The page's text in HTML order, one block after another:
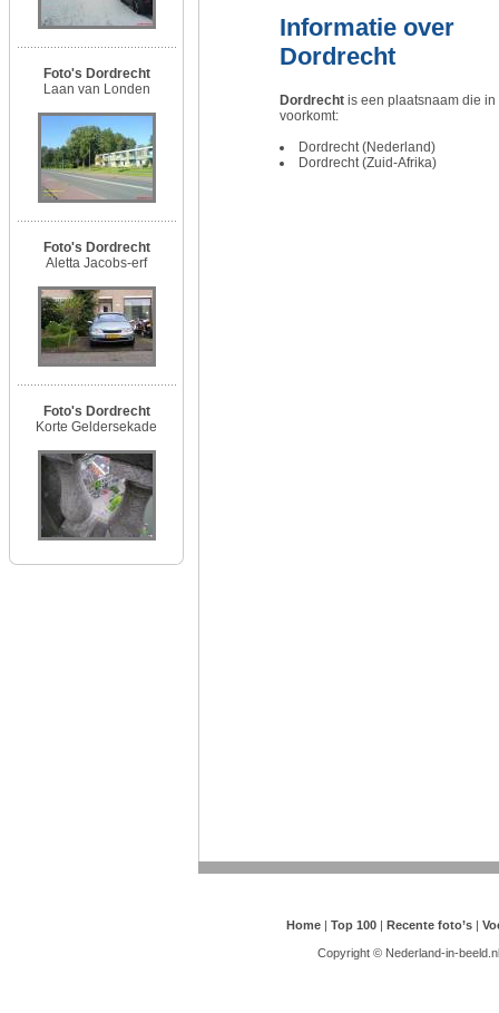
Foto's Dordrecht
Laan van Londen
Foto's Dordrecht
Aletta Jacobs-erf
Foto's Dordrecht
Korte Geldersekade
Informatie over
Dordrecht
Dordrechtis een plaatsnaam die in
voorkomt:
Dordrecht (Nederland)
Dordrecht (Zuid-Afrika)
Home | Top 100 | Recente foto’s |
Copyright © Nederland-in-